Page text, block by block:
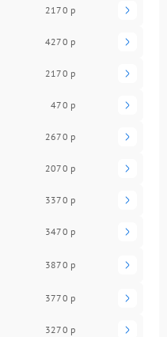
2170 р
4270 р
2170 р
470 р
2670 р
2070 р
3370 р
3470 р
3870 р
3770 р
3270 р